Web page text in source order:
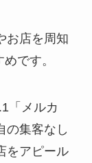
お店を周知
です。
「メルカ
の集客なし
をアピール